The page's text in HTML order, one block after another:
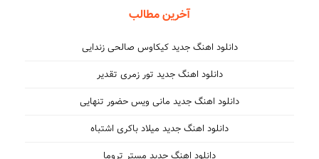
آخرین مطالب
دانلود اهنگ جدید کیکاوس صالحی زندایی
دانلود اهنگ جدید تور زمری تقدیر
دانلود اهنگ جدید مانی ویس حضور تنهایی
دانلود اهنگ جدید میلاد باکری اشتباه
دانلود اهنگ جدید مستر تروما